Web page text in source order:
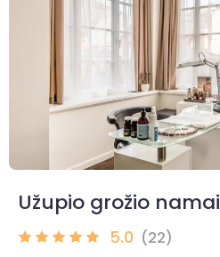
Užupio grožio namai
5.0 (22)